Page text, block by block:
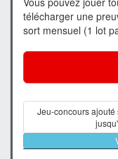
télécharger une
sort mensuel (1 lot
Jeu-concours ajouté